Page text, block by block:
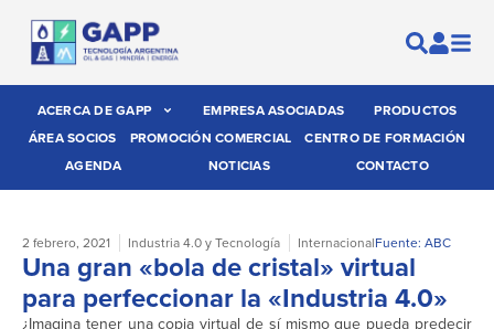
ACERCA DE GAPP EMPRESA ASOCIADAS
PRODUCTOS
ÁREA SOCIOS
PROMOCIÓN COMERCIAL
CENTRO DE FORMACIÓN
AGENDA
NOTICIAS CONTACTO
2 febrero, 2021 Industria 4.0 y Tecnología InternacionalFuente: ABC
Una gran «bola de cristal» virtual
para perfeccionar la «Industria 4.0»
¿Imagina tener una copia virtual de sí mismo que pueda predecir